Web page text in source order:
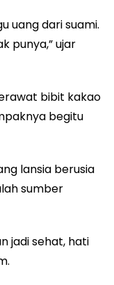
uang dari suami.
punya,” ujar
bibit kakao
begitu
lansia berusia
sumber
jadi sehat, hati